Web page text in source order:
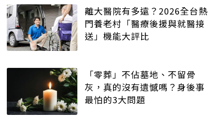
離大醫院有多遠？2026全台熱
門養老村「醫療後援與就醫接
送」機能大評比
「零葬」不佔墓地、不留骨
灰，真的沒有遺憾嗎？身後事
最怕的3大問題